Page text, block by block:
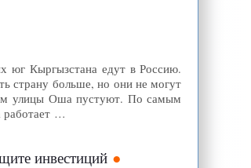
юг Кыргызстана едут в Россию.
страну больше, но они не могут
улицы Оша пустуют. По самым
работает …
инвестиций